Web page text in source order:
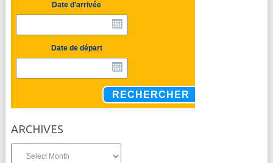
Date d'arrivée
Date de départ
RECHERCHER
ARCHIVES